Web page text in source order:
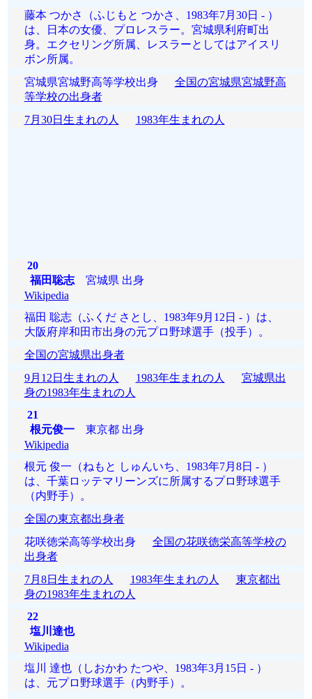
藤本 つかさ（ふじもと つかさ、1983年7月30日 - ）
は、日本の女優、プロレスラー。宮城県利府町出
身。エクセリング所属、レスラーとしてはアイスリ
ボン所属。
宮城県宮城野高等学校出身 全国の宮城県宮城野高
等学校の出身者
7月30日生まれの人
1983年生まれの人
20
福田聡志宮城県 出身
Wikipedia
福田 聡志（ふくだ さとし、1983年9月12日 - ）は、
大阪府岸和田市出身の元プロ野球選手（投手）。
全国の宮城県出身者
9月12日生まれの人
1983年生まれの人
宮城県出
身の1983年生まれの人
21
根元俊一東京都 出身
Wikipedia
根元 俊一（ねもと しゅんいち、1983年7月8日 - ）
は、千葉ロッテマリーンズに所属するプロ野球選手
（内野手）。
全国の東京都出身者
花咲徳栄高等学校出身 全国の花咲徳栄高等学校の
出身者
7月8日生まれの人
1983年生まれの人
東京都出
身の1983年生まれの人
22
塩川達也
Wikipedia
塩川 達也（しおかわ たつや、1983年3月15日 - ）
は、元プロ野球選手（内野手）。